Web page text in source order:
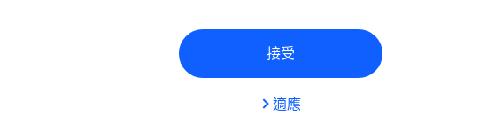
接受
適應